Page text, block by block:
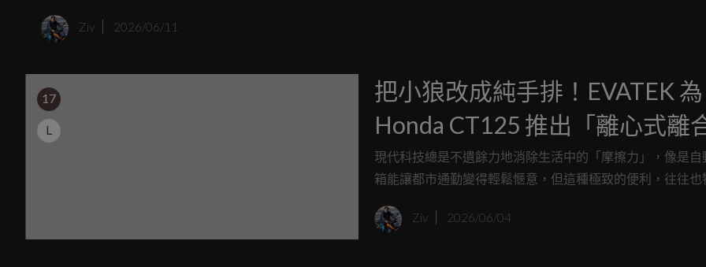
Ziv 2026/06/11
17
L
把小狼改成純手排！EVATEK 為
Honda CT125 推出「離心式離
移除套件」
現代科技總是不遺餘力地消除生活中的「摩擦力」，像是自
箱能讓都市通勤變得輕鬆愜意，但這種極致的便利，往往也
名駒，雖然擁有令人愛不釋手的造型與越野潛力，但那具標
Ziv 2026/06/04